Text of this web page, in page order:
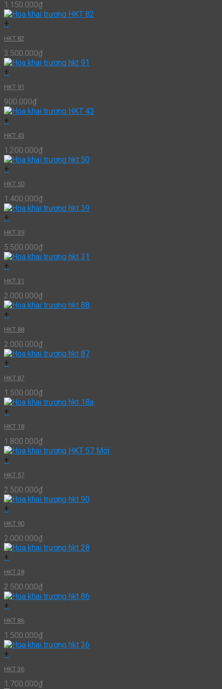
1.150.000₫
+
HKT 82
3.500.000₫
+
HKT 91
900.000₫
+
HKT 43
1.200.000₫
+
HKT 50
1.400.000₫
+
HKT 39
5.500.000₫
+
HKT 31
2.000.000₫
+
HKT 88
2.000.000₫
+
HKT 87
1.500.000₫
+
HKT 18
1.800.000₫
+
HKT 57
2.500.000₫
+
HKT 90
2.000.000₫
+
HKT 28
2.500.000₫
+
HKT 86
1.500.000₫
+
HKT 36
1.700.000₫